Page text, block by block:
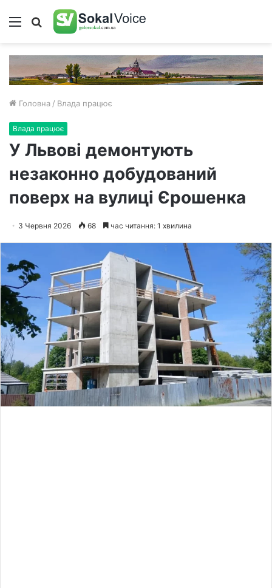
Меню Пошук
Головна / Влада працює
Влада працює
У Львові демонтують
незаконно добудований
поверх на вулиці Єрошенка
3 Червня 2026 68 час читання: 1 хвилина